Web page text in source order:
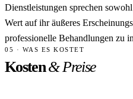
Dienstleistungen sprechen
Wert auf ihr äußeres
professionelle Behandlungen zu
05 · WAS ES KOSTET
Kosten& Preise